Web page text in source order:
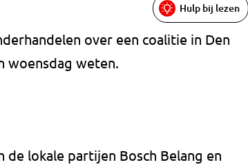
Hulp bij lezen
over een coalitie in Den
woensdag weten.
de lokale partijen Bosch Belang en